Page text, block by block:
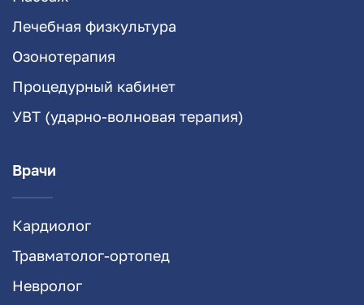
Лечебная физкультура
Озонотерапия
Процедурный кабинет
УВТ (ударно-волновая терапия)
Врачи
Кардиолог
Травматолог-ортопед
Невролог